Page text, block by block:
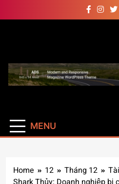
to
MENU
Home 12 Tháng 12